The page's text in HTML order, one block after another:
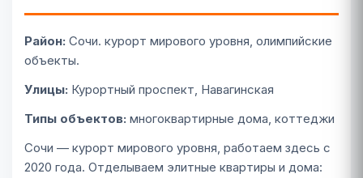
Район: Сочи. курорт мирового уровня, олимпийские
объекты.
Улицы: Курортный проспект, Навагинская
Типы объектов: многоквартирные дома, коттеджи
Сочи — курорт мирового уровня, работаем здесь с
2020 года. Отделываем элитные квартиры и дома: